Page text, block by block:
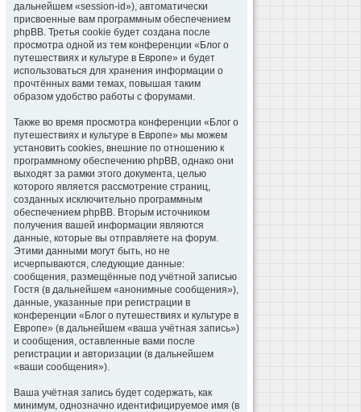
дальнейшем «session-id»), автоматически
присвоенные вам программным обеспечением
phpBB. Третья cookie будет создана после
просмотра одной из тем конференции «Блог о
путешествиях и культуре в Европе» и будет
использоваться для хранения информации о
прочтённых вами темах, повышая таким
образом удобство работы с форумами.
Также во время просмотра конференции «Блог о
путешествиях и культуре в Европе» мы можем
установить cookies, внешние по отношению к
программному обеспечению phpBB, однако они
выходят за рамки этого документа, целью
которого является рассмотрение страниц,
созданных исключительно программным
обеспечением phpBB. Вторым источником
получения вашей информации являются
данные, которые вы отправляете на форум.
Этими данными могут быть, но не
исчерпываются, следующие данные:
сообщения, размещённые под учётной записью
Гостя (в дальнейшем «анонимные сообщения»),
данные, указанные при регистрации в
конференции «Блог о путешествиях и культуре в
Европе» (в дальнейшем «ваша учётная запись»)
и сообщения, оставленные вами после
регистрации и авторизации (в дальнейшем
«ваши сообщения»).
Ваша учётная запись будет содержать, как
минимум, однозначно идентифицируемое имя (в